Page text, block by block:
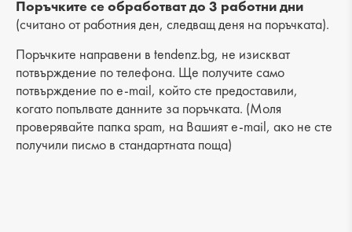
Поръчките се обработват до 3 работни дни
(считано от работния ден, следващ деня на поръчката).
Поръчките направени в tendenz.bg, не изискват
потвърждение по телефона. Ще получите само
потвърждение по e-mail, който сте предоставили,
когато попълвате данните за поръчката. (Моля
проверявайте папка spam, на Вашият e-mail, ако не сте
получили писмо в стандартната поща)